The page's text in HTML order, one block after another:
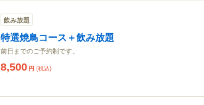
飲み放題
特選焼鳥コース＋飲み放題
前日までのご予約制です。
8,500 円 (税込)